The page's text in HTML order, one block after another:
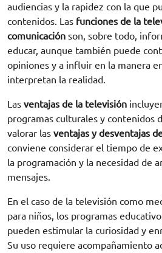
audiencias y la rapidez con la que
contenidos. Las funciones de la
comunicación son, sobre todo,
educar, aunque también puede
opiniones y a influir en la manera
interpretan la realidad.
Las ventajas de la televisión
programas culturales y contenidos
valorar las ventajas y desventajas
conviene considerar el tiempo de
la programación y la necesidad de
mensajes.
En el caso de la televisión como
para niños, los programas
pueden estimular la curiosidad y
Su uso requiere acompañamiento